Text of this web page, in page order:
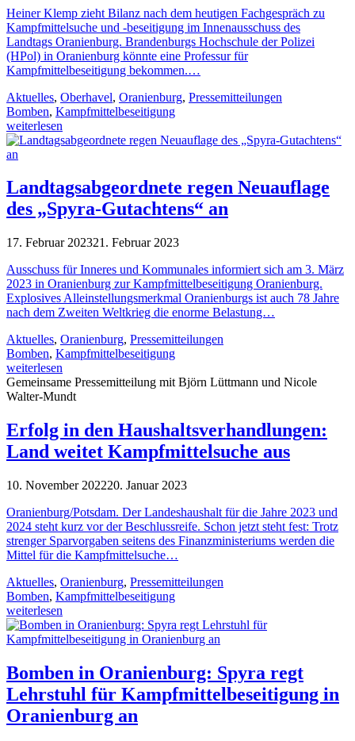
Heiner Klemp zieht Bilanz nach dem heutigen Fachgespräch zu
Kampfmittelsuche und -beseitigung im Innenausschuss des
Landtags Oranienburg. Brandenburgs Hochschule der Polizei
(HPol) in Oranienburg könnte eine Professur für
Kampfmittelbeseitigung bekommen.…
Aktuelles, Oberhavel, Oranienburg, Pressemitteilungen
Bomben, Kampfmittelbeseitigung
weiterlesen
Landtagsabgeordnete regen Neuauflage
des „Spyra-Gutachtens“ an
17. Februar 202321. Februar 2023
Ausschuss für Inneres und Kommunales informiert sich am 3. März
2023 in Oranienburg zur Kampfmittelbeseitigung Oranienburg.
Explosives Alleinstellungsmerkmal Oranienburgs ist auch 78 Jahre
nach dem Zweiten Weltkrieg die enorme Belastung…
Aktuelles, Oranienburg, Pressemitteilungen
Bomben, Kampfmittelbeseitigung
weiterlesen
Gemeinsame Pressemitteilung mit Björn Lüttmann und Nicole
Walter-Mundt
Erfolg in den Haushaltsverhandlungen:
Land weitet Kampfmittelsuche aus
10. November 202220. Januar 2023
Oranienburg/Potsdam. Der Landeshaushalt für die Jahre 2023 und
2024 steht kurz vor der Beschlussreife. Schon jetzt steht fest: Trotz
strenger Sparvorgaben seitens des Finanzministeriums werden die
Mittel für die Kampfmittelsuche…
Aktuelles, Oranienburg, Pressemitteilungen
Bomben, Kampfmittelbeseitigung
weiterlesen
Bomben in Oranienburg: Spyra regt
Lehrstuhl für Kampfmittelbeseitigung in
Oranienburg an